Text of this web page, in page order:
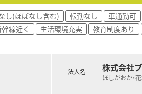
し(ほぼなし含む) 転勤なし 車通勤可
線近く 生活環境充実 教育制度あり
法人名 株式会社
ほしがおか・